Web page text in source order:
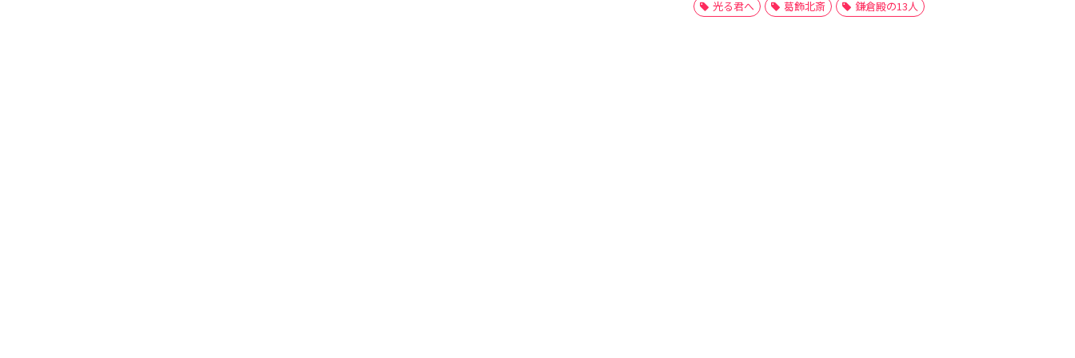
光る君へ 葛飾北斎 鎌倉殿の13人